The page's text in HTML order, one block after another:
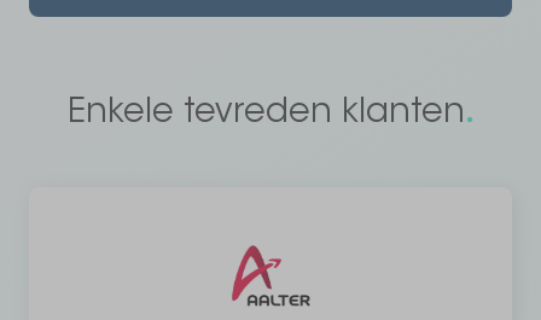
Enkele tevreden klanten.